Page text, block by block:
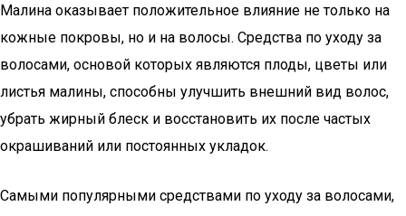
Малина оказывает положительное влияние не только на
кожные покровы, но и на волосы. Средства по уходу за
волосами, основой которых являются плоды, цветы или
листья малины, способны улучшить внешний вид волос,
убрать жирный блеск и восстановить их после частых
окрашиваний или постоянных укладок.
Самыми популярными средствами по уходу за волосами,